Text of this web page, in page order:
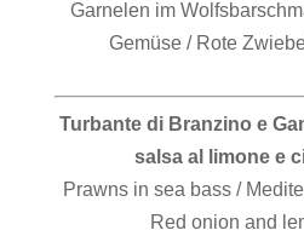
Garnelen im
Gemüse / Rote
Turbante di Branzino e
salsa al limone e
Prawns in sea bass /
Red onion and